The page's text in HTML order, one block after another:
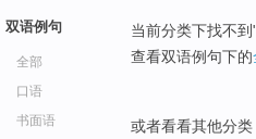
双语例句
全部
口语
书面语
当前分类下找不到
查看双语例句下的
或者看看其他分类